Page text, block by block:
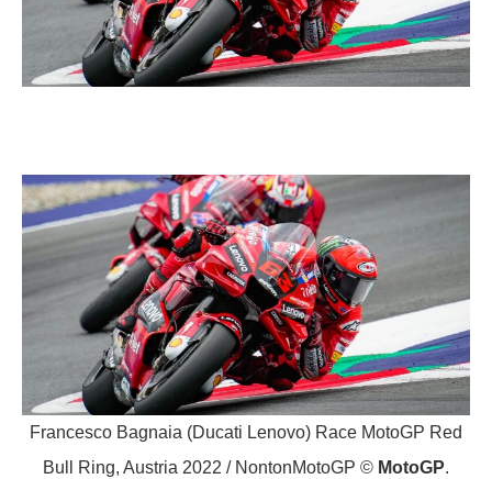
Francesco Bagnaia (Ducati Lenovo) Race MotoGP Red
Bull Ring, Austria 2022 / NontonMotoGP © MotoGP.